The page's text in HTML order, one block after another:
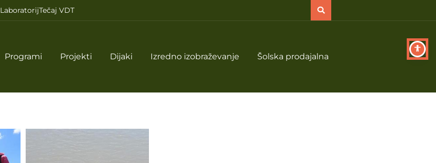
LaboratorijTečaj VDT
Programi Projekti Dijaki Izredno izobraževanje Šolska prodajalna